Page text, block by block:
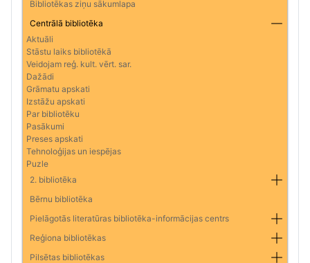
Bibliotēkas ziņu sākumlapa
Centrālā bibliotēka
Aktuāli
Stāstu laiks bibliotēkā
Veidojam reģ. kult. vērt. sar.
Dažādi
Grāmatu apskati
Izstāžu apskati
Par bibliotēku
Pasākumi
Preses apskati
Tehnoloģijas un iespējas
Puzle
2. bibliotēka
Bērnu bibliotēka
Pielāgotās literatūras bibliotēka-informācijas centrs
Reģiona bibliotēkas
Pilsētas bibliotēkas